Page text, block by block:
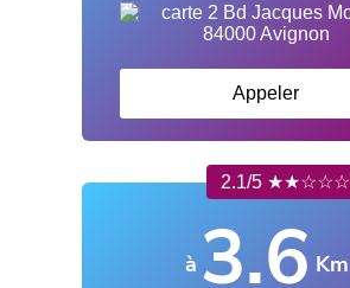
Appeler
2.1/5 ★★☆☆☆
à 3.6 Km